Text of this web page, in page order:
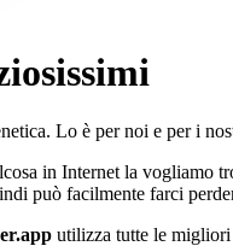
Lo è per noi e per i
in Internet la vogliamo
può facilmente farci
utilizza tutte le migliori